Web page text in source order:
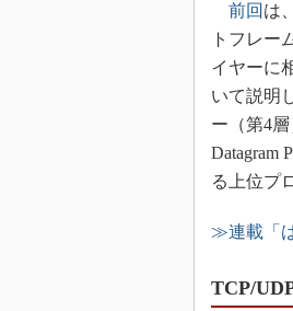
前回 は
トフレー
イヤーに
いて説明
ー（第4層
Datagram
る上位プ
≫連載「
TCP/